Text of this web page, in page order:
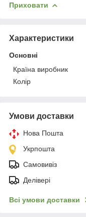
Приховати
Характеристики
Основні
Країна виробник
Колір
Умови доставки
Нова Пошта
Укрпошта
Самовивіз
Делівері
Всі умови доставки